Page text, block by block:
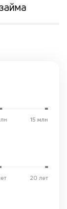
15 млн
20 лет